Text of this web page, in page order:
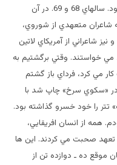
engagé آن زمان در اروپا هم اين بحث داغ بود. سالهاي 68 و 69. در آن
شاعران متعهدي از شوروي،
شاعراني از آمريکاي لاتين
خواستند. وقتي برگشتيم به
مي کرد، فرداي باز گشتم
«سکوي سرخ» چاپ شد با
را خود خسرو گذاشته بود.
همه از انسان افريقايي،
تعهد صحبت مي کردند. اين ها
موقع ده ـ دوازده تن از